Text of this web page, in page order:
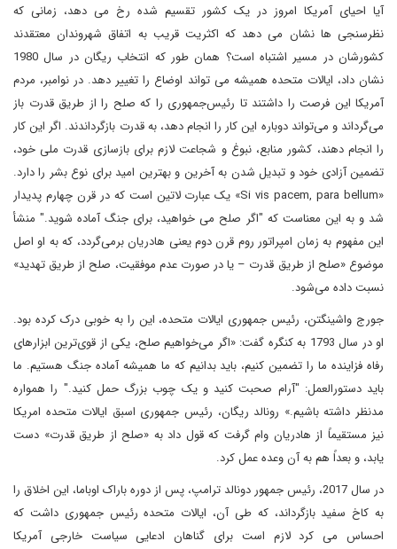
آیا احیای آمریکا امروز در یک کشور تقسیم شده رخ می دهد، زمانی که
نظرسنجی ها نشان می دهد که اکثریت قریب به اتفاق شهروندان معتقدند
کشورشان در مسیر اشتباه است؟ همان طور که انتخاب ریگان در سال 1980
نشان داد، ایالات متحده همیشه می تواند اوضاع را تغییر دهد. در نوامبر، مردم
آمریکا این فرصت را داشتند تا رئیس‌جمهوری را که صلح را از طریق قدرت باز
می‌گرداند و می‌تواند دوباره این کار را انجام دهد، به قدرت بازگرداندند. اگر این کار
را انجام دهند، کشور منابع، نبوغ و شجاعت لازم برای بازسازی قدرت ملی خود،
تضمین آزادی خود و تبدیل شدن به آخرین و بهترین امید برای نوع بشر را دارد.
«Si vis pacem, para bellum» یک عبارت لاتین است که در قرن چهارم پدیدار
شد و به این معناست که "اگر صلح می خواهید، برای جنگ آماده شوید." منشأ
این مفهوم به زمان امپراتور روم قرن دوم یعنی هادریان برمی‌گردد، که به او اصل
موضوع «صلح از طریق قدرت – یا در صورت عدم موفقیت، صلح از طریق تهدید»
نسبت داده می‌شود.
جورج واشینگتن، رئیس جمهوری ایالات متحده، این را به خوبی درک کرده بود.
او در سال 1793 به کنگره گفت: «اگر می‌خواهیم صلح، یکی از قوی‌ترین ابزارهای
رفاه فزاینده ما را تضمین کنیم، باید بدانیم که ما همیشه آماده جنگ هستیم. ما
باید دستورالعمل: "آرام صحبت کنید و یک چوب بزرگ حمل کنید." را همواره
مدنظر داشته باشیم.» رونالد ریگان، رئیس جمهوری اسبق ایالات متحده امریکا
نیز مستقیماً از هادریان وام گرفت که قول داد به «صلح از طریق قدرت» دست
یابد، و بعداً هم به آن وعده عمل کرد.
در سال 2017، رئیس جمهور دونالد ترامپ، پس از دوره باراک اوباما، این اخلاق را
به کاخ سفید بازگرداند، که طی آن، ایالات متحده رئیس جمهوری داشت که
احساس می کرد لازم است برای گناهان ادعایی سیاست خارجی آمریکا